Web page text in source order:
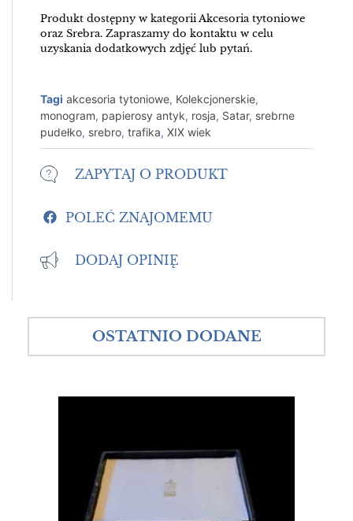
Produkt dostępny w kategorii Akcesoria tytoniowe
oraz Srebra. Zapraszamy do kontaktu w celu
uzyskania dodatkowych zdjęć lub pytań.
Tagi akcesoria tytoniowe, Kolekcjonerskie,
monogram, papierosy antyk, rosja, Satar, srebrne
pudełko, srebro, trafika, XIX wiek
ZAPYTAJ O PRODUKT
POLEĆ ZNAJOMEMU
DODAJ OPINIĘ
OSTATNIO DODANE